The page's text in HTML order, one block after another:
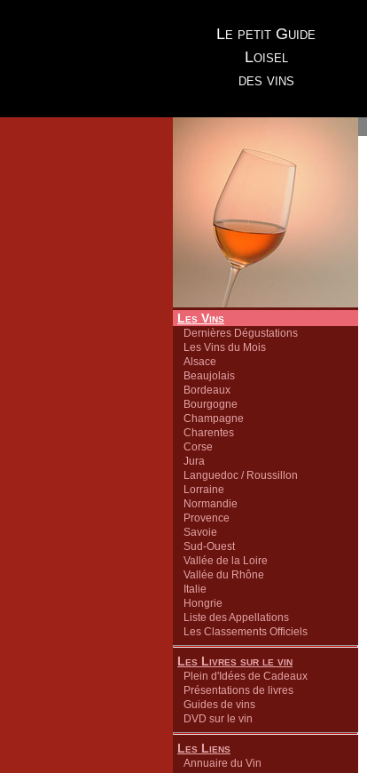
Le petit Guide
Loisel
des vins
Les Vins
Dernières Dégustations
Les Vins du Mois
Alsace
Beaujolais
Bordeaux
Bourgogne
Champagne
Charentes
Corse
Jura
Languedoc / Roussillon
Lorraine
Normandie
Provence
Savoie
Sud-Ouest
Vallée de la Loire
Vallée du Rhône
Italie
Hongrie
Liste des Appellations
Les Classements Officiels
Les Livres sur le vin
Plein d'Idées de Cadeaux
Présentations de livres
Guides de vins
DVD sur le vin
Les Liens
Annuaire du Vin